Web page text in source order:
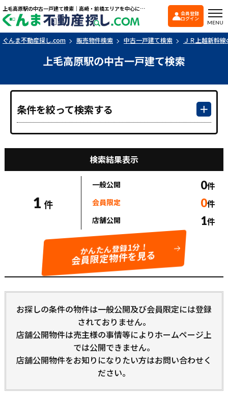
上毛高原駅の中古一戸建て検索｜高崎・前橋エリアを中心に群馬県の戸建て・マンションを探すなら「ぐんま不動産探し.com」
ぐんま不動産探し
会員登録
ログイン
MENU
ぐんま不動産探し.com 販売物件検索 中古一戸建て検索 ＪＲ上越新幹
上毛高原駅の中古一戸建て検索
条件を絞って検索する
検索結果表示
1 件
一般公開 0件
会員限定 0件
店舗公開 1件
かんたん登録1分！
会員限定物件を見る
お探しの条件の物件は一般公開及び会員限定には登録
されておりません。
店舗公開物件は売主様の事情等によりホームページ上
では公開できません。
店舗公開物件をお知りになりたい方はお問い合わせく
ださい。